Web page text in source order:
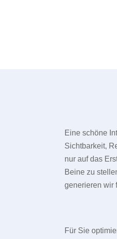
Eine schöne
Sichtbarkeit,
nur auf das
Beine zu
generieren wir
Für Sie